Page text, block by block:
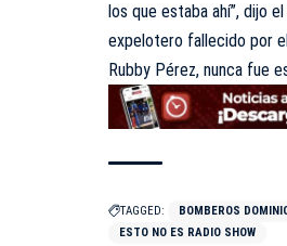
los que estaba ahí”, dijo
expelotero fallecido por
Rubby Pérez, nunca fue
TAGGED:
BOMBEROS
ESTO NO ES RADIO SHOW